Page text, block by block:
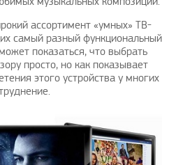
ассортимент «умных» ТВ-
самый разный функциональный
показаться, что выбрать
просто, но как показывает
этого устройства у многих